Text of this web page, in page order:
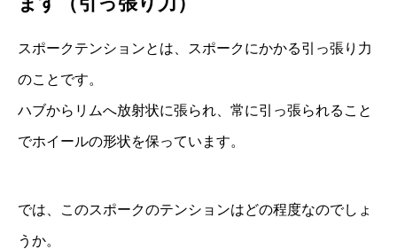
スポークテンションとは、スポークにかかる引っ張り力
のことです。
ハブからリムへ放射状に張られ、常に引っ張られること
でホイールの形状を保っています。
では、このスポークのテンションはどの程度なのでしょ
うか。